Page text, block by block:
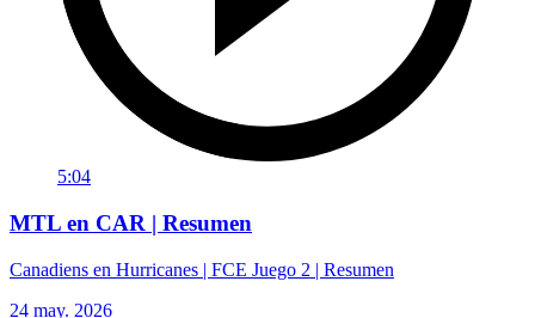
5:04
MTL en CAR | Resumen
Canadiens en Hurricanes | FCE Juego 2 | Resumen
24 may. 2026